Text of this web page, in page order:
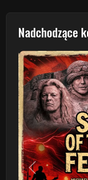
Nadchodzące
Poprzedni